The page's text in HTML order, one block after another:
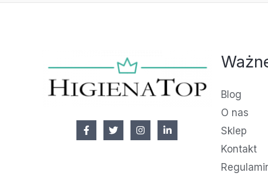
Blog
O nas
Sklep
Kontakt